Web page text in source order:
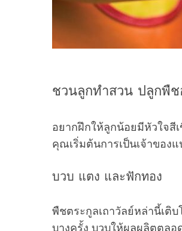
ชวนลูกทำสวน ปลูกพืช
อยากฝึกให้ลูกน้อยมีหัวใจสี
คุณเริ่มต้นการเป็นเจ้าของ
บวบ แตง และฟักทอง
พืชตระกูลเถาวัลย์หล่านี้เติบ
บางครั้ง บวบให้ผลผลิตตล